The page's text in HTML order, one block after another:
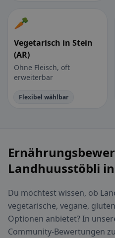
🥕
Vegetarisch in Stein
(AR)
Ohne Fleisch, oft
erweiterbar
Flexibel wählbar
Landhuusstöbli in
Du möchtest wissen, ob
vegetarische, vegane,
Optionen anbietet? In
Community-Bewertungen